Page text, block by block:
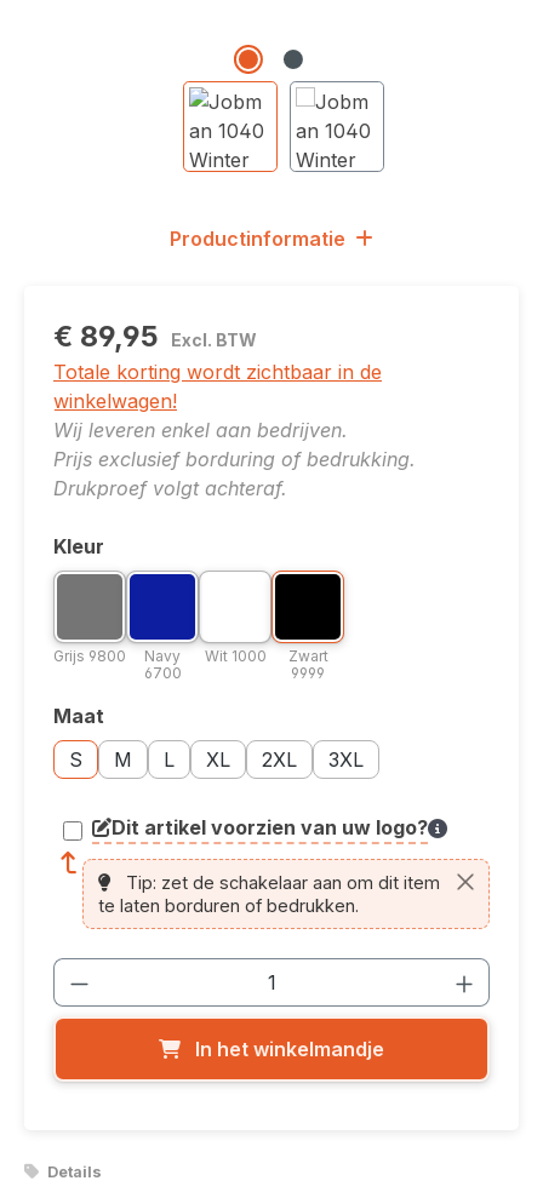
Productinformatie
€ 89,95 Excl. BTW
Totale korting wordt zichtbaar in de
winkelwagen!
Wij leveren enkel aan bedrijven.
Prijs exclusief borduring of bedrukking.
Drukproef volgt achteraf.
Selecteer
Kleur
Kleuroptie: Grijs 9800
Grijs 9800
Kleuroptie: Navy 6700
Navy
6700
Kleuroptie: Wit 1000
Wit 1000
Kleuroptie: Zwart 9999
Zwart
9999
Selecteer
Maat
S
Maatoptie: S
M
Maatoptie: M
L
Maatoptie: L
XL
Maatoptie: XL
2XL
Maatoptie: 2XL
3XL
Maatoptie: 3XL
Dit artikel voorzien van uw logo?
article.printing.helptext
Tip: zet de schakelaar aan om dit item
te laten borduren of bedrukken.
Producthoeveelheid: Voer de
In het winkelmandje
Details